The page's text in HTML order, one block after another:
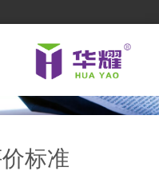
标准